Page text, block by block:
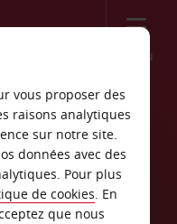
Menu
vous proposer des
raisons analytiques
sur notre site.
données avec des
Pour plus
de cookies. En
que nous